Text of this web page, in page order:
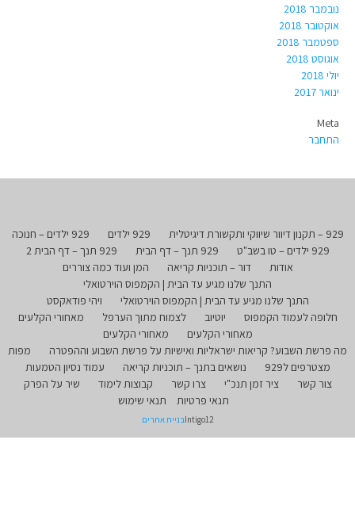
נובמבר 2018
אוקטובר 2018
ספטמבר 2018
אוגוסט 2018
יולי 2018
ינואר 2017
Meta
התחבר
929 – תקנון דיוור שיווקי ותקשורת דיגיטלית 929 ילדים
929 ילדים – חנוכה
929 ילדים – טו בשב"ט
929 תנך – דף הבית
929 תנך – דף הבית 2
אודות
דור – תוכניות קריאה
המן ועוד כמה צוררים
התנך שלנו מגיע עד הבית | הקמפוס הוירטואלי
התנך שלנו מגיע עד הבית | הקמפוס הוירטואלי
ויהי פודאקסט
חלופה לעמוד הקמפוס
יוטיוב לצמוח מתוך הערפל
מאחורי הקלעים
מאחורי הקלעים
מאחורי הקלעים
מה פרשת השבוע? קריאות ישראליות ואישיות על פרשת השבוע וההפטרה
מפות
מצטרפים ל929
נושאים בתנך – תוכניות קריאה
עמוד נסיון הטמעות
צור קשר
ציר זמן תנכ"י צרו קשר קבוצות לימוד
שיר על הפרק
תנאי פרטיות
תנאי שימוש
Intigo12בניית אתרים